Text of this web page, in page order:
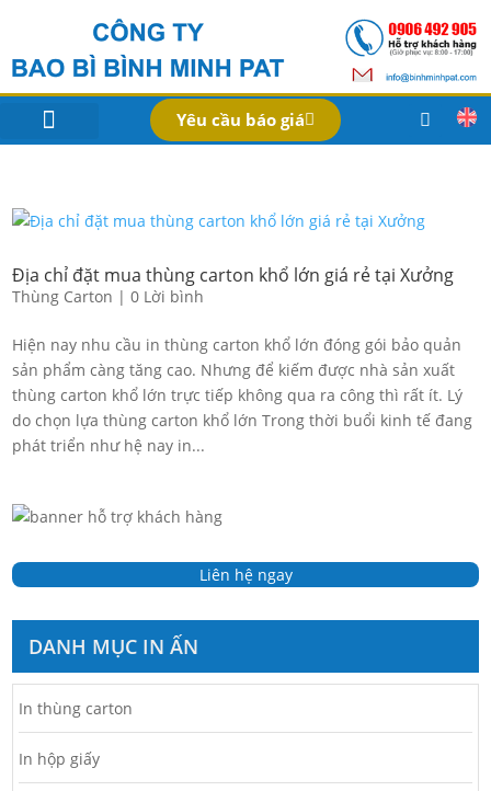
Yêu cầu báo giá
Địa chỉ đặt mua thùng carton khổ lớn giá rẻ tại Xưởng
Thùng Carton |0 Lời bình
Hiện nay nhu cầu in thùng carton khổ lớn đóng gói bảo quản
sản phẩm càng tăng cao. Nhưng để kiếm được nhà sản xuất
thùng carton khổ lớn trực tiếp không qua ra công thì rất ít. Lý
do chọn lựa thùng carton khổ lớn Trong thời buổi kinh tế đang
phát triển như hệ nay in...
Liên hệ ngay
DANH MỤC IN ẤN
In thùng carton
In hộp giấy